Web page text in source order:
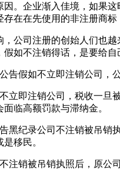
。企业渐入佳境，如果
在在先使用的非注册商
，公司注册的创始人们也
如不注销得话，是要给
告假如不立即注销公司，
立即注销公司，税收一旦
临高额罚款与滞纳金。
黑纪录公司不注销被吊销
移民。
注销被吊销执照后，原公